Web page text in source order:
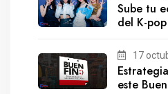
Sube tu
del K-
17
este